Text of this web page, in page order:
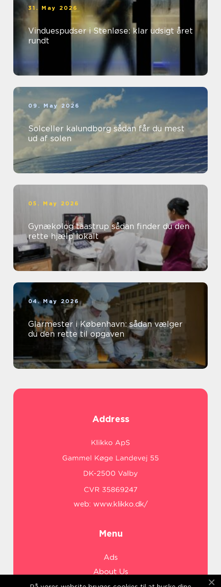
31. May 2026
Vinduespudser i Stenløse: klar udsigt året
rundt
09. May 2026
Solceller kalundborg sådan får du mest
ud af solen
05. May 2026
Gynækolog taastrup sådan finder du den
rette hjælp lokalt
04. May 2026
Glarmester i København: sådan vælger
du den rette til opgaven
Address
web: www.klikko.dk/
Menu
Ads
About Us